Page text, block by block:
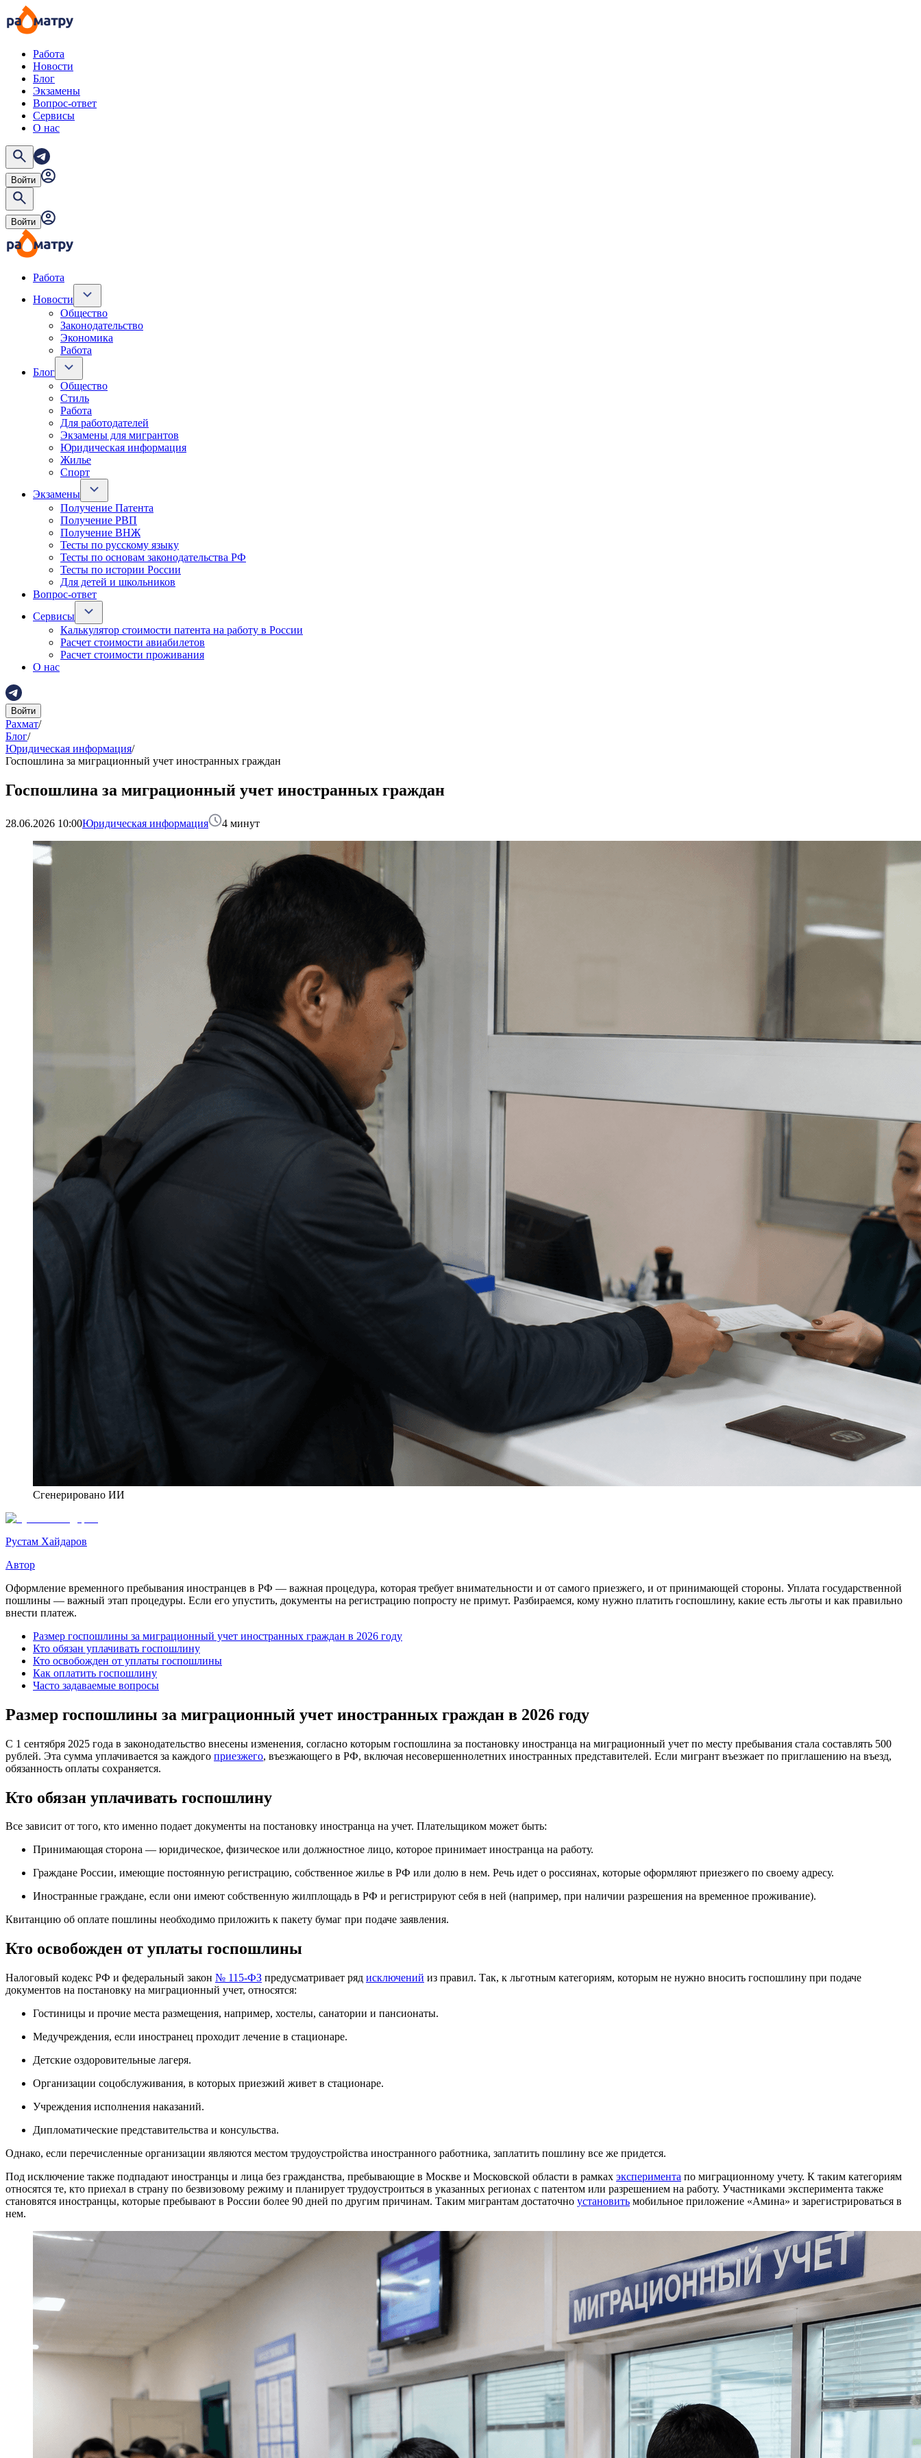
Работа
Новости
Блог
Экзамены
Вопрос-ответ
Сервисы
О нас
Войти
Войти
Работа
Новости
Общество
Законодательство
Экономика
Работа
Блог
Общество
Стиль
Работа
Для работодателей
Экзамены для мигрантов
Юридическая информация
Жилье
Спорт
Экзамены
Получение Патента
Получение РВП
Получение ВНЖ
Тесты по русскому языку
Тесты по основам законодательства РФ
Тесты по истории России
Для детей и школьников
Вопрос-ответ
Сервисы
Калькулятор стоимости патента на работу в России
Расчет стоимости авиабилетов
Расчет стоимости проживания
О нас
Войти
Рахмат/
Блог/
Юридическая информация/
Госпошлина за миграционный учет иностранных граждан
Госпошлина за миграционный учет иностранных граждан
28.06.2026 10:00Юридическая информация 4 минут
Сгенерировано ИИ
Рустам Хайдаров
Автор
Оформление временного пребывания иностранцев в РФ — важная процедура, которая требует внимательности и от самого приезжего, и от принимающей стороны. Уплата государственной
пошлины — важный этап процедуры. Если его упустить, документы на регистрацию попросту не примут. Разбираемся, кому нужно платить госпошлину, какие есть льготы и как правильно
внести платеж.
Размер госпошлины за миграционный учет иностранных граждан в 2026 году
Кто обязан уплачивать госпошлину
Кто освобожден от уплаты госпошлины
Как оплатить госпошлину
Часто задаваемые вопросы
Размер госпошлины за миграционный учет иностранных граждан в 2026 году
С 1 сентября 2025 года в законодательство внесены изменения, согласно которым госпошлина за постановку иностранца на миграционный учет по месту пребывания стала составлять 500
рублей. Эта сумма уплачивается за каждого приезжего, въезжающего в РФ, включая несовершеннолетних иностранных представителей. Если мигрант въезжает по приглашению на въезд,
обязанность оплаты сохраняется.
Кто обязан уплачивать госпошлину
Все зависит от того, кто именно подает документы на постановку иностранца на учет. Плательщиком может быть:
Принимающая сторона — юридическое, физическое или должностное лицо, которое принимает иностранца на работу.
Граждане России, имеющие постоянную регистрацию, собственное жилье в РФ или долю в нем. Речь идет о россиянах, которые оформляют приезжего по своему адресу.
Иностранные граждане, если они имеют собственную жилплощадь в РФ и регистрируют себя в ней (например, при наличии разрешения на временное проживание).
Квитанцию об оплате пошлины необходимо приложить к пакету бумаг при подаче заявления.
Кто освобожден от уплаты госпошлины
Налоговый кодекс РФ и федеральный закон № 115-ФЗ предусматривает ряд исключений из правил. Так, к льготным категориям, которым не нужно вносить госпошлину при подаче
документов на постановку на миграционный учет, относятся:
Гостиницы и прочие места размещения, например, хостелы, санатории и пансионаты.
Медучреждения, если иностранец проходит лечение в стационаре.
Детские оздоровительные лагеря.
Организации соцобслуживания, в которых приезжий живет в стационаре.
Учреждения исполнения наказаний.
Дипломатические представительства и консульства.
Однако, если перечисленные организации являются местом трудоустройства иностранного работника, заплатить пошлину все же придется.
Под исключение также подпадают иностранцы и лица без гражданства, пребывающие в Москве и Московской области в рамках эксперимента по миграционному учету. К таким категориям
относятся те, кто приехал в страну по безвизовому режиму и планирует трудоустроиться в указанных регионах с патентом или разрешением на работу. Участниками эксперимента также
становятся иностранцы, которые пребывают в России более 90 дней по другим причинам. Таким мигрантам достаточно установить мобильное приложение «Амина» и зарегистрироваться в
нем.